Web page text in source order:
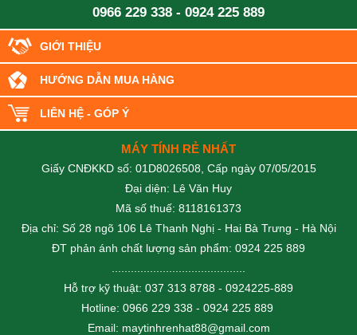
0966 229 338 - 0924 225 889
GIỚI THIỆU
HƯỚNG DẪN MUA HÀNG
LIÊN HỆ - GÓP Ý
MÁY TÍNH RẺ NHẤT
Giấy CNĐKKD số: 01D8026508, Cấp ngày 07/05/2015
Đại diện: Lê Văn Huy
Mã số thuế: 8118161373
Địa chỉ: Số 28 ngõ 106 Lê Thanh Nghị - Hai Bà Trưng - Hà Nội
ĐT phản ánh chất lượng sản phẩm: 0924 225 889
Hỗ trợ kỹ thuật: 037 313 8788 - 0924225-889
Hotline: 0966 229 338 - 0924 225 889
Email: maytinhrenhat88@gmail.com